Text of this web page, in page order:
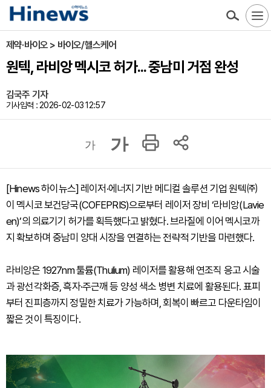
제약·바이오 > 바이오/헬스케어
원텍, 라비앙 멕시코 허가... 중남미 거점 완성
김국주 기자
기사입력 : 2026-02-03 12:57
가 가
[Hinews 하이뉴스] 레이저·에너지 기반 메디컬 솔루션 기업 원텍㈜
이 멕시코 보건당국(COFEPRIS)으로부터 레이저 장비 ‘라비앙(Lavie
en)’의 의료기기 허가를 획득했다고 밝혔다. 브라질에 이어 멕시코까
지 확보하며 중남미 양대 시장을 연결하는 전략적 기반을 마련했다.
라비앙은 1927nm 툴륨(Thulium) 레이저를 활용해 연조직 응고 시술
과 광선각화증, 흑자·주근깨 등 양성 색소 병변 치료에 활용된다. 표피
부터 진피층까지 정밀한 치료가 가능하며, 회복이 빠르고 다운타임이
짧은 것이 특징이다.